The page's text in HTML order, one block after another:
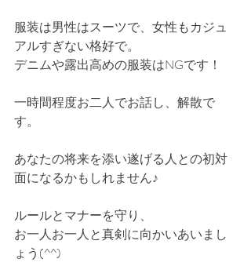
服装は男性はスーツで、女性もカジュ
アルすぎない格好で。
デニムや露出高めの服装はNGです！
一時間程度お二人でお話し、解散で
す。
あなたの将来を添い遂げる人との初対
面になるかもしれません♪
ルールとマナーを守り、
お一人お一人と真剣に向かいあいまし
ょう(^^)